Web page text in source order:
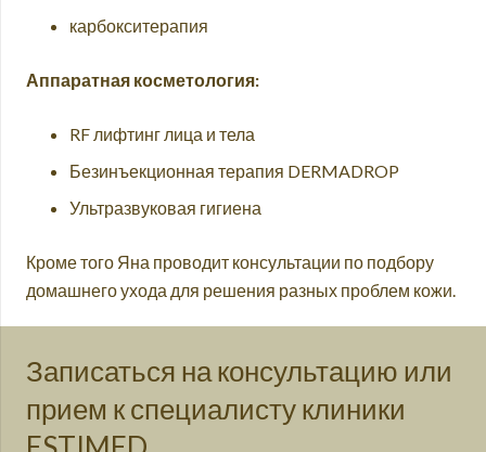
карбокситерапия
Аппаратная косметология:
RF лифтинг лица и тела
Безинъекционная терапия DERMADROP
Ультразвуковая гигиена
Кроме того Яна проводит консультации по подбору
домашнего ухода для решения разных проблем кожи.
Записаться на консультацию или
прием к специалисту клиники